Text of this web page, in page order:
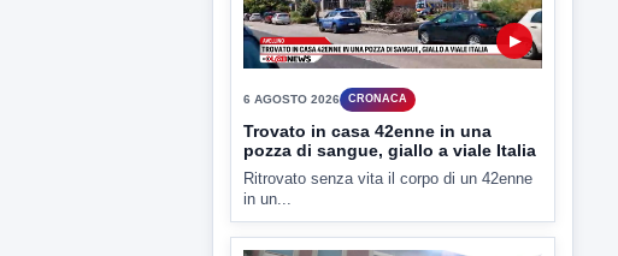
▶
6 AGOSTO 2026 CRONACA
Trovato in casa 42enne in una
pozza di sangue, giallo a viale Italia
Ritrovato senza vita il corpo di un 42enne
in un...